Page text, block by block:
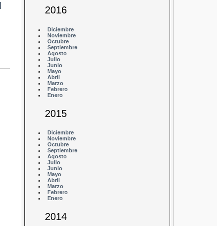
2016
Diciembre
Noviembre
Octubre
Septiembre
Agosto
Julio
Junio
Mayo
Abril
Marzo
Febrero
Enero
2015
Diciembre
Noviembre
Octubre
Septiembre
Agosto
Julio
Junio
Mayo
Abril
Marzo
Febrero
Enero
2014